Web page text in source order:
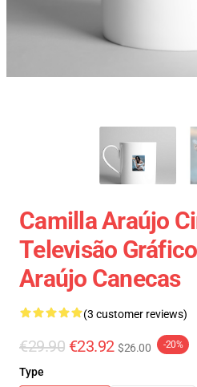
Camilla Araújo
Televisão
Araújo Canecas
(3 customer reviews)
€29.90 €23.92 $26.00 -20%
Type